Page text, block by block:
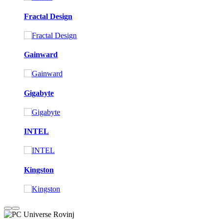
Fractal Design
Gainward
Gigabyte
INTEL
Kingston